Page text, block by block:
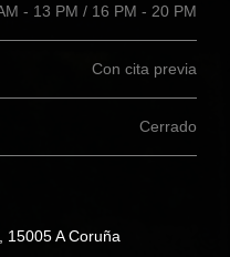
- 13 PM / 16 PM - 20 PM
Con cita previa
Cerrado
15005 A Coruña